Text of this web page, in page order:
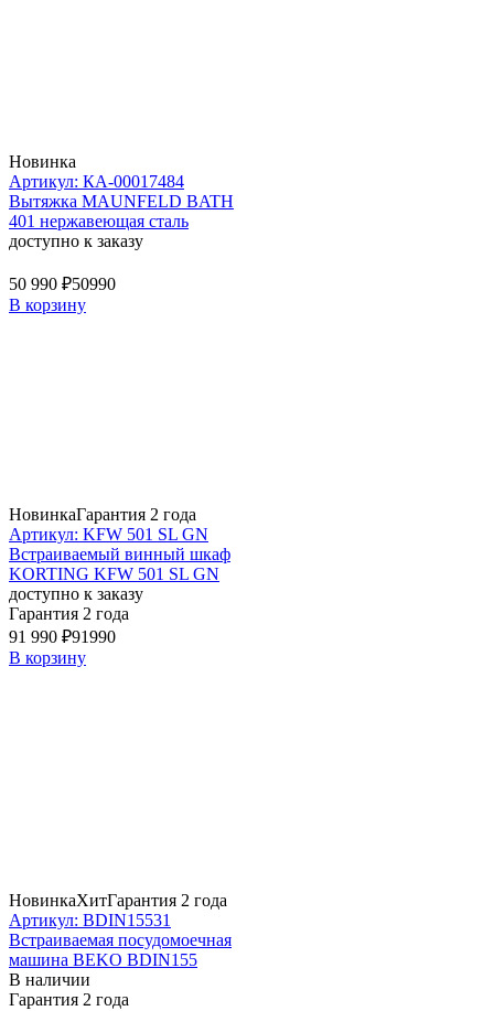
Новинка
Артикул: КА-00017484
Вытяжка MAUNFELD BATH
401 нержавеющая сталь
доступно к заказу
50 990 ₽50990
В корзину
НовинкаГарантия 2 года
Артикул: KFW 501 SL GN
Встраиваемый винный шкаф
KORTING KFW 501 SL GN
доступно к заказу
Гарантия 2 года
91 990 ₽91990
В корзину
НовинкаХитГарантия 2 года
Артикул: BDIN15531
Встраиваемая посудомоечная
машина BEKO BDIN155
В наличии
Гарантия 2 года